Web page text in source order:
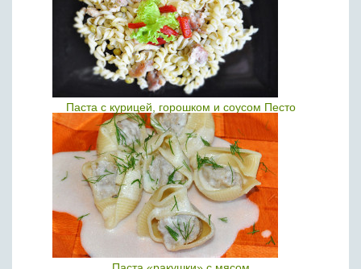
Паста с курицей, горошком и соусом Песто